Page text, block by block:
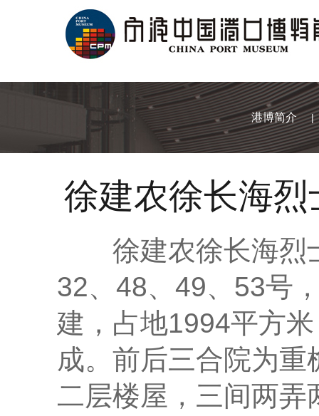
港博简介 |
徐建农徐长海烈
徐建农徐长海烈士
32、48、49、53号
建，占地1994平方
成。前后三合院为
二层楼屋，三间两